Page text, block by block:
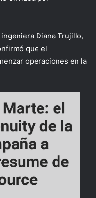
Diana Trujillo,
que el
operaciones en la